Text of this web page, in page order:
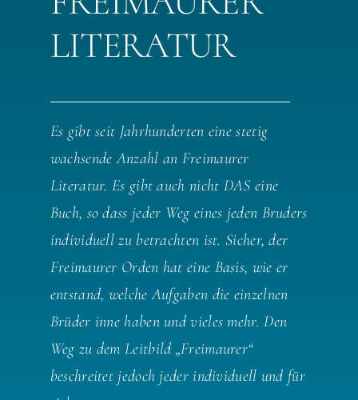
LITERATUR
Es gibt seit Jahrhunderten eine stetig
wachsende Anzahl an Freimaurer
Literatur. Es gibt auch nicht DAS eine
Buch, so dass jeder Weg eines jeden Bruders
individuell zu betrachten ist. Sicher, der
Freimaurer Orden hat eine Basis, wie er
entstand, welche Aufgaben die einzelnen
Brüder inne haben und vieles mehr. Den
Weg zu dem Leitbild „Freimaurer“
beschreitet jedoch jeder individuell und für